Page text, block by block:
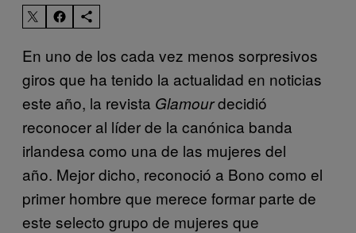
​En uno de los cada vez menos sorpresivos
giros que ha tenido la actualidad en noticias
este año, la revista Glamourdecidió
reconocer al líder de la canónica banda
irlandesa como una de las mujeres del
año. Mejor dicho, reconoció a Bono como el
primer hombre que merece formar parte de
este selecto grupo de mujeres que